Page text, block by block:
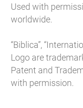
Used with
worldwide.
“Biblica”,
Logo are
Patent and
with permission.